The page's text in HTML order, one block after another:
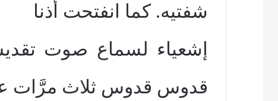
شفتيه. كما انفتحت أذنا
إشعياء لسماع صوت
قدوس قدوس ثلاث مرَّات